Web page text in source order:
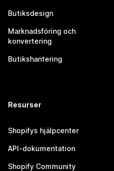
Butiksdesign
Marknadsföring och
konvertering
Butikshantering
Resurser
Shopifys hjälpcenter
API-dokumentation
Shopify Community